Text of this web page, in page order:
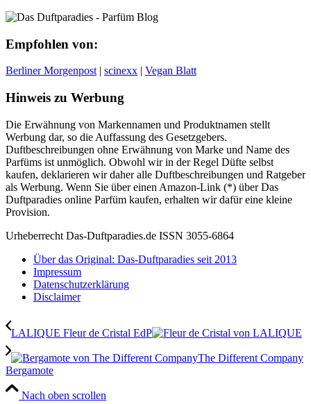
Empfohlen von:
Berliner Morgenpost | scinexx | Vegan Blatt
Hinweis zu Werbung
Die Erwähnung von Markennamen und Produktnamen stellt
Werbung dar, so die Auffassung des Gesetzgebers.
Duftbeschreibungen ohne Erwähnung von Marke und Name des
Parfüms ist unmöglich. Obwohl wir in der Regel Düfte selbst
kaufen, deklarieren wir daher alle Duftbeschreibungen und Ratgeber
als Werbung. Wenn Sie über einen Amazon-Link (*) über Das
Duftparadies online Parfüm kaufen, erhalten wir dafür eine kleine
Provision.
Urheberrecht Das-Duftparadies.de ISSN 3055-6864
Über das Original: Das-Duftparadies seit 2013
Impressum
Datenschutzerklärung
Disclaimer
LALIQUE Fleur de Cristal EdP
The Different Company
Bergamote
Nach oben scrollen